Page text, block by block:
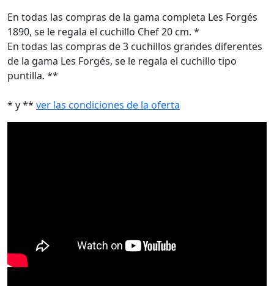
En todas las compras de la gama completa Les Forgés
1890, se le regala el cuchillo Chef 20 cm. *
En todas las compras de 3 cuchillos grandes diferentes
de la gama Les Forgés, se le regala el cuchillo tipo
puntilla. **
* y ** ver las condiciones de la oferta